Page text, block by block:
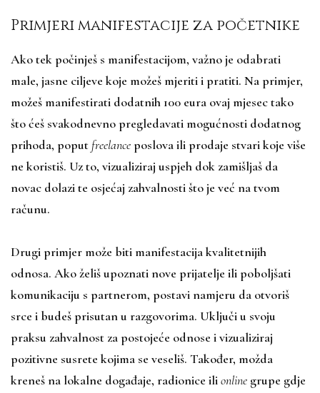
Primjeri manifestacije za početnike
Ako tek počinješ s manifestacijom, važno je odabrati
male, jasne ciljeve koje možeš mjeriti i pratiti. Na primjer,
možeš manifestirati dodatnih 100 eura ovaj mjesec tako
što ćeš svakodnevno pregledavati mogućnosti dodatnog
prihoda, poput freelanceposlova ili prodaje stvari koje više
ne koristiš. Uz to, vizualiziraj uspjeh dok zamišljaš da
novac dolazi te osjećaj zahvalnosti što je već na tvom
računu.
Drugi primjer može biti manifestacija kvalitetnijih
odnosa. Ako želiš upoznati nove prijatelje ili poboljšati
komunikaciju s partnerom, postavi namjeru da otvoriš
srce i budeš prisutan u razgovorima. Uključi u svoju
praksu zahvalnost za postojeće odnose i vizualiziraj
pozitivne susrete kojima se veseliš. Također, možda
kreneš na lokalne događaje, radionice ilionline grupe gdje